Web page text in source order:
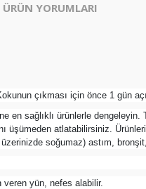
ÜRÜN YORUMLARI
çıkması için önce 1 gün
en sağlıklı ürünlerle
üşümeden atlatabilirsiniz.
soğumaz) astım,
veren yün, nefes alabilir.